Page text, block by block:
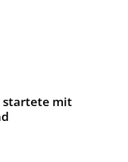
startete mit